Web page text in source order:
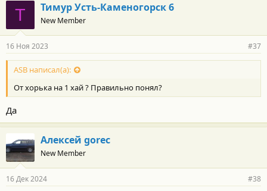
Т Тимур Усть-Каменогорск 6
New Member
16 Ноя 2023 #37
ASB написал(а):
От хорька на 1 хай ? Правильно понял?
Да
Алексей gorec
New Member
16 Дек 2024 #38